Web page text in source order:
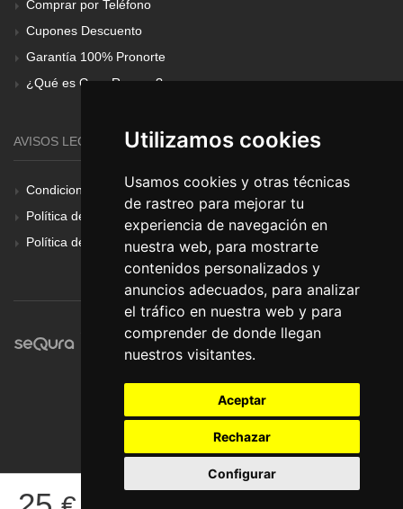
Utilizamos cookies
Usamos cookies y otras técnicas
de rastreo para mejorar tu
experiencia de navegación en
nuestra web, para mostrarte
contenidos personalizados y
anuncios adecuados, para analizar
el tráfico en nuestra web y para
comprender de donde llegan
nuestros visitantes.
Aceptar
Rechazar
Configurar
Comprar por Teléfono
Cupones Descuento
Garantía 100% Pronorte
¿Qué es Gear Renove?
AVISOS LEGALES
Condiciones Generales
Política de Cookies
Política de Privacidad
© Pronorte Sonido SL. Todos los derechos reservados.